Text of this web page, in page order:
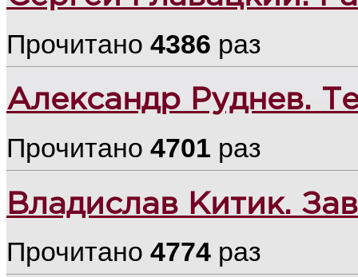
Прочитано 4386 раз
Александр Руднев.
Прочитано 4701 раз
Владислав Китик.
Прочитано 4774 раз